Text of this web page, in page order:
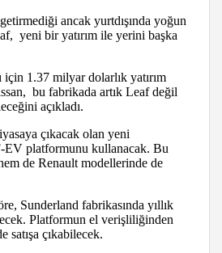
ancak yurtdışında yoğun
yeni bir yatırım ile yerini başka
1.37 milyar dolarlık yatırım
bu fabrikada artık Leaf değil
açıkladı.
çıkacak olan yeni
platformunu kullanacak. Bu
de Renault modellerinde de
Sunderland fabrikasında yıllık
Platformun el verişliliğinden
satışa çıkabilecek.